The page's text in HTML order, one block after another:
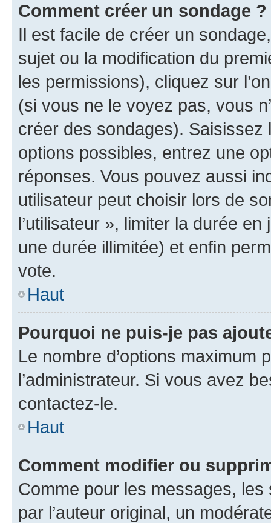
Comment créer un sondage ?
Il est facile de créer un
sujet ou la modification du
les permissions), cliquez sur
(si vous ne le voyez pas, vous
créer des sondages).
options possibles, entrez une
réponses. Vous pouvez aussi
utilisateur peut choisir lors de
l’utilisateur », limiter la durée
une durée illimitée) et enfin
vote.
Haut
Pourquoi ne puis-je pas
Le nombre d’options maximum
l’administrateur. Si vous avez
contactez-le.
Haut
Comment modifier ou
Comme pour les messages,
par l’auteur original, un